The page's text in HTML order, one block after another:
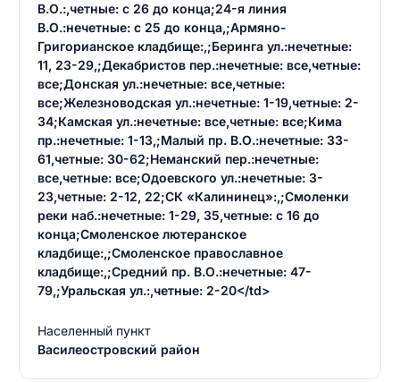
В.О.:,четные: с 26 до конца;24-я линия
В.О.:нечетные: с 25 до конца,;Армяно-
Григорианское кладбище:,;Беринга ул.:нечетные:
11, 23-29,;Декабристов пер.:нечетные: все,четные:
все;Донская ул.:нечетные: все,четные:
все;Железноводская ул.:нечетные: 1-19,четные: 2-
34;Камская ул.:нечетные: все,четные: все;Кима
пр.:нечетные: 1-13,;Малый пр. В.О.:нечетные: 33-
61,четные: 30-62;Неманский пер.:нечетные:
все,четные: все;Одоевского ул.:нечетные: 3-
23,четные: 2-12, 22;СК «Калининец»:,;Смоленки
реки наб.:нечетные: 1-29, 35,четные: с 16 до
конца;Смоленское лютеранское
кладбище:,;Смоленское православное
кладбище:,;Средний пр. В.О.:нечетные: 47-
79,;Уральская ул.:,четные: 2-20</td>
Населенный пункт
Василеостровский район